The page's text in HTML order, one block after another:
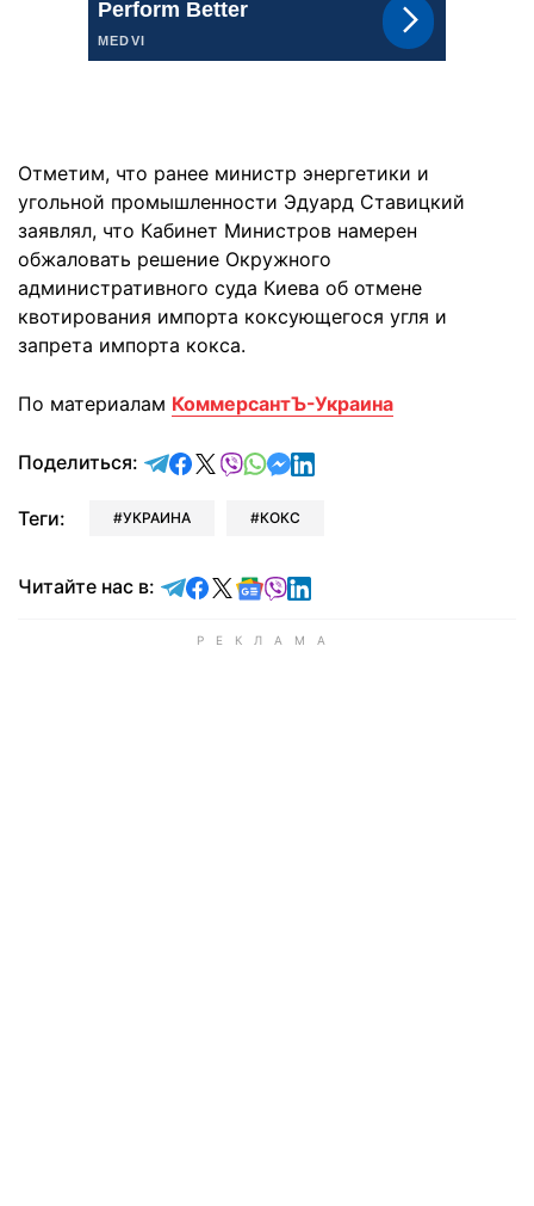
Отметим, что ранее министр энергетики и
угольной промышленности Эдуард Ставицкий
заявлял, что Кабинет Министров намерен
обжаловать решение Окружного
административного суда Киева об отмене
квотирования импорта коксующегося угля и
запрета импорта кокса.
По материалам КоммерсантЪ-Украина
Поделиться: отправить в Telegram
поделиться в Facebook
поделиться в X
отправить в Viber
отправить в Whatsapp
отправить в Messenger
отправить в LinkedIn
Теги: УКРАИНА КОКС
Читайте нас в: Читайте в Telegram
Читайте в Facebook
Читайте в X
Читайте в Google news
Читайте в Viber
Читайте в LinkedIn